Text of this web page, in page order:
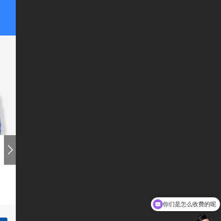
你们是怎么收费的呢